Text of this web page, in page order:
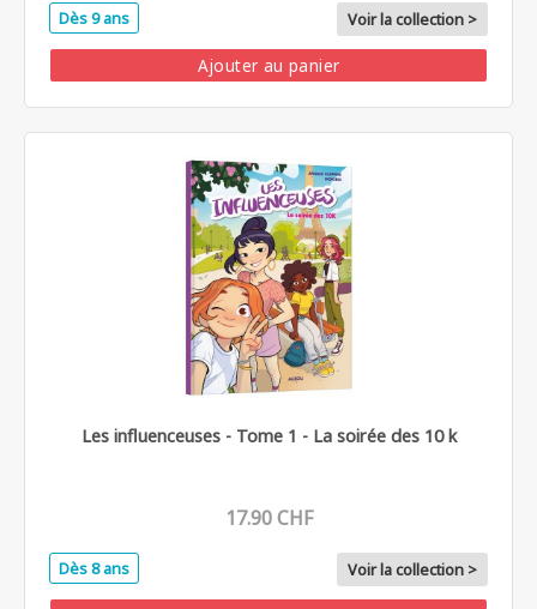
Dès 9 ans Voir la collection >
Ajouter au panier
Les influenceuses - Tome 1 - La soirée des 10 k
17.90 CHF
Dès 8 ans Voir la collection >